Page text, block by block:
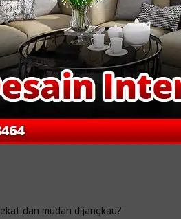
dan mudah dijangkau?